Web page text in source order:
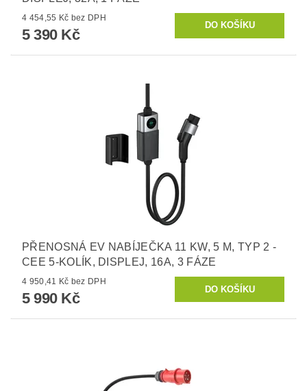
4 454,55 Kč bez DPH
5 390 Kč
PŘENOSNÁ EV NABÍJEČKA 11 KW, 5 M, TYP 2 -
CEE 5-KOLÍK, DISPLEJ, 16A, 3 FÁZE
4 950,41 Kč bez DPH
5 990 Kč